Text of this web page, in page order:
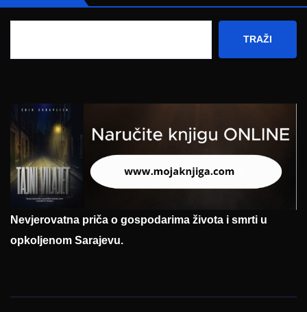
TRAŽI
Nevjerovatna priča o gospodarima života i smrti u
opkoljenom Sarajevu.